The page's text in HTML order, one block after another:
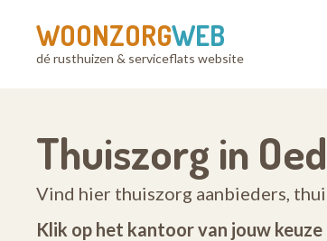
WOONZORGWEB
dé rusthuizen & serviceflats website
Thuiszorg in
Vind hier thuiszorg aanbieders,
Klik op het kantoor van jouw